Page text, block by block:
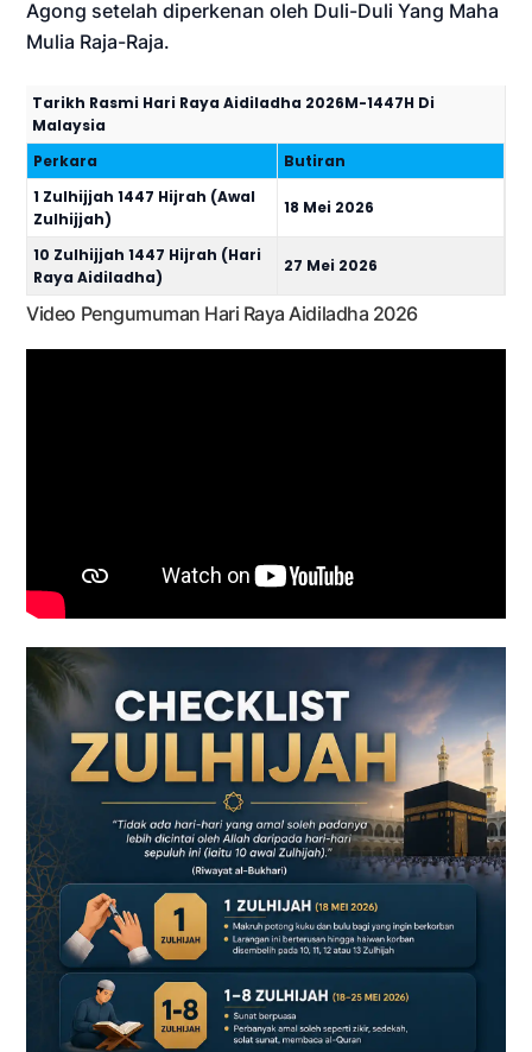
Agong setelah diperkenan oleh Duli-Duli Yang Maha
Mulia Raja-Raja.
Tarikh Rasmi Hari Raya Aidiladha 2026M-1447H Di
Malaysia
Perkara
Butiran
1 Zulhijjah 1447 Hijrah (Awal
Zulhijjah)
18 Mei 2026
10 Zulhijjah 1447 Hijrah (Hari
Raya Aidiladha)
27 Mei 2026
Video Pengumuman Hari Raya Aidiladha 2026